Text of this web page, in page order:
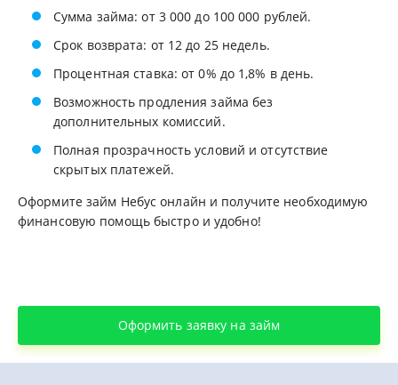
Сумма займа: от 3 000 до 100 000 рублей.
Срок возврата: от 12 до 25 недель.
Процентная ставка: от 0% до 1,8% в день.
Возможность продления займа без
дополнительных комиссий.
Полная прозрачность условий и отсутствие
скрытых платежей.
Оформите займ Небус онлайн и получите необходимую
финансовую помощь быстро и удобно!
Оформить заявку на займ